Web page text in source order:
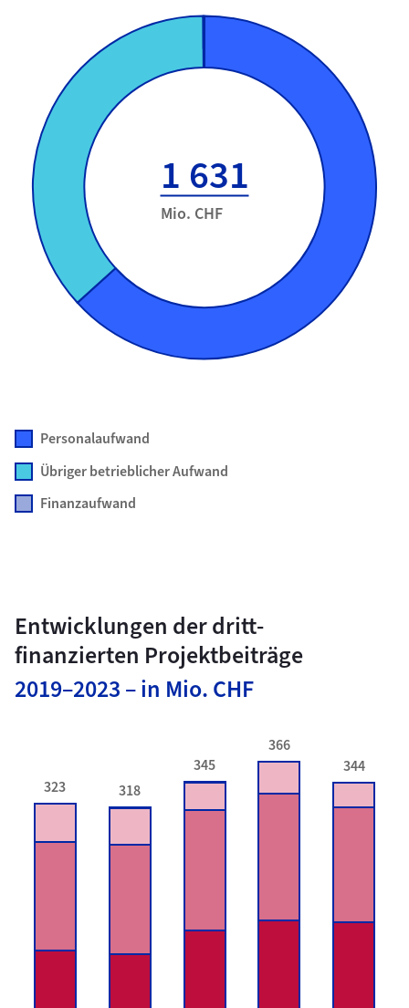
1 631
Mio. CHF
Personalaufwand
Übriger betrieblicher Aufwand
Finanzaufwand
Entwicklungen der dritt­
finanzierten Projekt­beiträge
2019–2023 – in Mio. CHF
323 318
345
366
344